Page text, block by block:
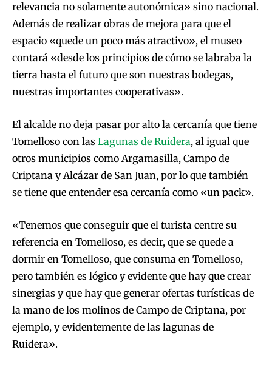
relevancia no solamente autonómica» sino nacional.
Además de realizar obras de mejora para que el
espacio «quede un poco más atractivo», el museo
contará «desde los principios de cómo se labraba la
tierra hasta el futuro que son nuestras bodegas,
nuestras importantes cooperativas».
El alcalde no deja pasar por alto la cercanía que tiene
Tomelloso con las Lagunas de Ruidera, al igual que
otros municipios como Argamasilla, Campo de
Criptana y Alcázar de San Juan, por lo que también
se tiene que entender esa cercanía como «un pack».
«Tenemos que conseguir que el turista centre su
referencia en Tomelloso, es decir, que se quede a
dormir en Tomelloso, que consuma en Tomelloso,
pero también es lógico y evidente que hay que crear
sinergias y que hay que generar ofertas turísticas de
la mano de los molinos de Campo de Criptana, por
ejemplo, y evidentemente de las lagunas de
Ruidera».